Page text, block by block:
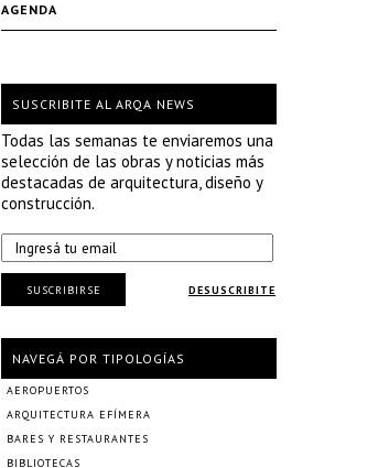
AGENDA
SUSCRIBITE AL ARQA NEWS
Todas las semanas te enviaremos una
selección de las obras y noticias más
destacadas de arquitectura, diseño y
construcción.
DESUSCRIBITE
SUSCRIBIRSE
NAVEGÁ POR TIPOLOGÍAS
AEROPUERTOS
ARQUITECTURA EFÍMERA
BARES Y RESTAURANTES
BIBLIOTECAS